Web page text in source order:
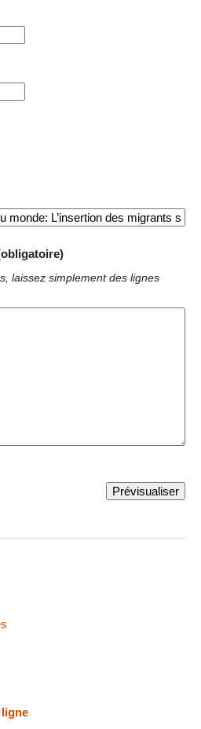
laissez simplement des lignes
ligne